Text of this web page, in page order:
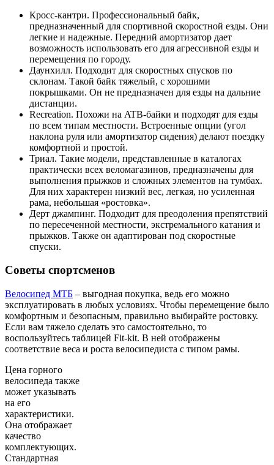
Кросс-кантри. Профессиональный байк,
предназначенный для спортивной скоростной езды. Они
легкие и надежные. Передний амортизатор дает
возможность использовать его для агрессивной езды и
перемещения по городу.
Даунхилл. Подходит для скоростных спусков по
склонам. Такой байк тяжелый, с хорошими
покрышками. Он не предназначен для езды на дальние
дистанции.
Recreation. Похожи на ATB-байки и подходят для езды
по всем типам местности. Встроенные опции (угол
наклона руля или амортизатор сидения) делают поездку
комфортной и простой.
Триал. Такие модели, представленные в каталогах
практически всех веломагазинов, предназначены для
выполнения прыжков и сложных элементов на тумбах.
Для них характерен низкий вес, легкая, но усиленная
рама, небольшая «ростовка».
Дерт джампинг. Подходит для преодоления препятствий
по пересеченной местности, экстремального катания и
прыжков. Также он адаптирован под скоростные
спуски.
Советы спортсменов
Велосипед МТБ – выгодная покупка, ведь его можно
эксплуатировать в любых условиях. Чтобы перемещение было
комфортным и безопасным, правильно выбирайте ростовку.
Если вам тяжело сделать это самостоятельно, то
воспользуйтесь таблицей Fit-kit. В ней отображены
соответствие веса и роста велосипедиста с типом рамы.
Цена горного
велосипеда также
может указывать
на его
характеристики.
Она отображает
качество
комплектующих.
Стандартная